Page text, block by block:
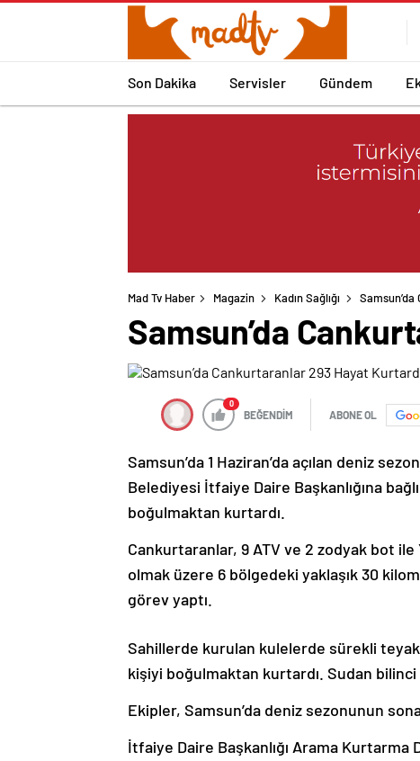
Son Dakika Servisler Gündem
Mad Tv Haber Magazin Kadın Sağlığı
Samsun’da
0
BEĞENDİM ABONE OL
Samsun’da 1 Haziran’da açılan deniz
Belediyesi İtfaiye Daire Başkanlığına
boğulmaktan kurtardı.
Cankurtaranlar, 9 ATV ve 2 zodyak bot
olmak üzere 6 bölgedeki yaklaşık 30
görev yaptı.
Sahillerde kurulan kulelerde sürekli
kişiyi boğulmaktan kurtardı. Sudan bilinci
Ekipler, Samsun’da deniz sezonunun
İtfaiye Daire Başkanlığı Arama Kurtarma